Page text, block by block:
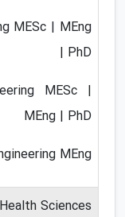
MESc | MEng
| PhD
MESc |
MEng | PhD
MEng
Sciences